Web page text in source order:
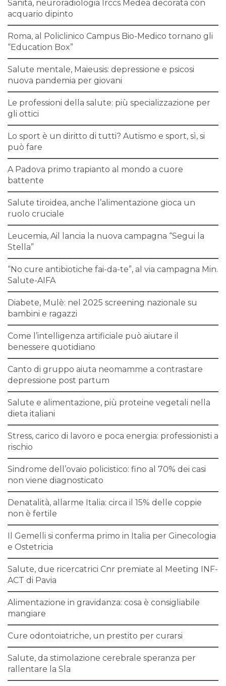
Sanità, neuroradiologia Irccs Medea decorata con
acquario dipinto
Roma, al Policlinico Campus Bio-Medico tornano gli
“Education Box”
Salute mentale, Maieusis: depressione e psicosi
nuova pandemia per giovani
Le professioni della salute: più specializzazione per
gli ottici
Lo sport è un diritto di tutti? Autismo e sport, sì, si
può fare
A Padova primo trapianto al mondo a cuore
battente
Salute tiroidea, anche l’alimentazione gioca un
ruolo cruciale
Leucemia, Ail lancia la nuova campagna “Segui la
Stella”
“No cure antibiotiche fai-da-te”, al via campagna Min.
Salute-AIFA
Diabete, Mulè: nel 2025 screening nazionale su
bambini e ragazzi
Come l’intelligenza artificiale può aiutare il
benessere quotidiano
Canto di gruppo aiuta neomamme a contrastare
depressione post partum
Salute e alimentazione, più proteine vegetali nella
dieta italiani
Stress, carico di lavoro e poca energia: professionisti a
rischio
Sindrome dell’ovaio policistico: fino al 70% dei casi
non viene diagnosticato
Denatalità, allarme Italia: circa il 15% delle coppie
non è fertile
Il Gemelli si conferma primo in Italia per Ginecologia
e Ostetricia
Salute, due ricercatrici Cnr premiate al Meeting INF-
ACT di Pavia
Alimentazione in gravidanza: cosa è consigliabile
mangiare
Cure odontoiatriche, un prestito per curarsi
Salute, da stimolazione cerebrale speranza per
rallentare la Sla